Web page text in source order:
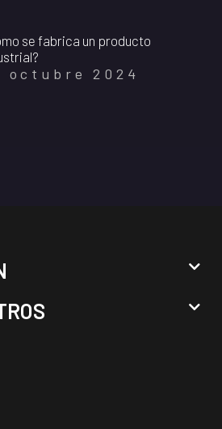
se fabrica un producto
octubre 2024